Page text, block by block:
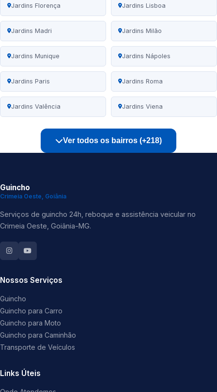
Jardins Florença Jardins Lisboa
Jardins Madri Jardins Milão
Jardins Munique Jardins Nápoles
Jardins Paris Jardins Roma
Jardins Valência Jardins Viena
Ver todos os bairros (+218)
Guincho
Crimeia Oeste, Goiânia
Serviços de guincho 24h, reboque e assistência veicular no
Crimeia Oeste, Goiânia-MG.
Nossos Serviços
Guincho
Guincho para Carro
Guincho para Moto
Guincho para Caminhão
Transporte de Veículos
Links Úteis